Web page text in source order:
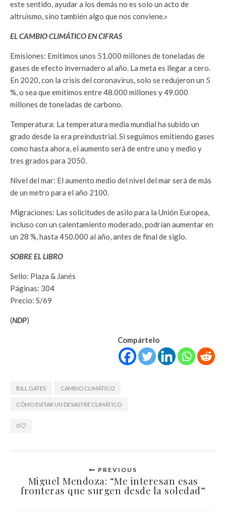
este sentido, ayudar a los demás no es solo un acto de
altruismo, sino también algo que nos conviene.»
EL CAMBIO CLIMÁTICO EN CIFRAS
Emisiones: Emitimos unos 51.000 millones de toneladas de
gases de efecto invernadero al año. La meta es llegar a cero.
En 2020, con la crisis del coronavirus, solo se redujeron un 5
%, o sea que emitimos entre 48.000 millones y 49.000
millones de tonela­das de carbono.
Temperatura: La temperatura media mundial ha subido un
grado desde la era preindustrial. Si seguimos emitiendo gases
como hasta ahora, el aumento será de entre uno y medio y
tres grados para 2050.
Nivel del mar: El aumento medio del nivel del mar será de más
de un metro para el año 2100.
Migraciones: Las solicitudes de asilo para la Unión Europea,
incluso con un calenta­miento moderado, podrían aumentar en
un 28 %, hasta 450.000 al año, antes de final de siglo.
SOBRE EL LIBRO
Sello: Plaza & Janés
Páginas: 304
Precio: S/69
(NDP)
Compártelo
BILL GATES CAMBIO CLIMÁTICO
CÓMO EVITAR UN DESASTRE CLIMÁTICO
0
PREVIOUS
Miguel Mendoza: “Me interesan esas
fronteras que surgen desde la soledad”